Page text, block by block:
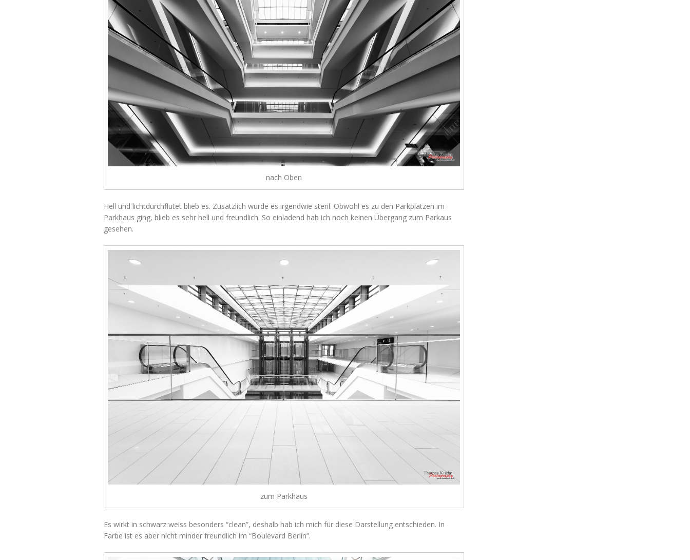
nach Oben
Hell und lichtdurchflutet blieb es. Zusätzlich wurde es irgendwie steril. Obwohl es zu den Parkplätzen im
Parkhaus ging, blieb es sehr hell und freundlich. So einladend hab ich noch keinen Übergang zum Parkaus
gesehen.
zum Parkhaus
Es wirkt in schwarz weiss besonders “clean”, deshalb hab ich mich für diese Darstellung entschieden. In
Farbe ist es aber nicht minder freundlich im “Boulevard Berlin”.